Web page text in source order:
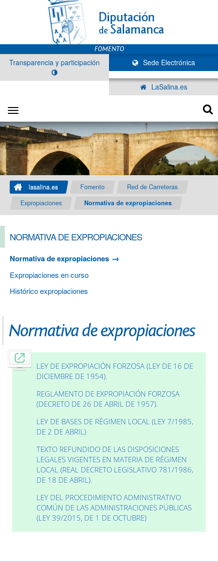
Sede Electrónica
Transparencia y participación
LaSalina.es
Toggle
navigation
lasalina.es Fomento
Red de Carreteras
Expropiaciones
Normativa de expropiaciones
NORMATIVA DE EXPROPIACIONES
Normativa de expropiaciones
Expropiaciones en curso
Histórico expropiaciones
Normativa de expropiaciones
LEY DE EXPROPIACIÓN FORZOSA (LEY DE 16 DE
DICIEMBRE DE 1954).
REGLAMENTO DE EXPROPIACIÓN FORZOSA
(DECRETO DE 26 DE ABRIL DE 1957).
LEY DE BASES DE RÉGIMEN LOCAL (LEY 7/1985,
DE 2 DE ABRIL)
TEXTO REFUNDIDO DE LAS DISPOSICIONES
LEGALES VIGENTES EN MATERIA DE RÉGIMEN
LOCAL (REAL DECRETO LEGISLATIVO 781/1986,
DE 18 DE ABRIL).
LEY DEL PROCEDIMIENTO ADMINISTRATIVO
COMÚN DE LAS ADMINISTRACIONES PÚBLICAS
(LEY 39/2015, DE 1 DE OCTUBRE)